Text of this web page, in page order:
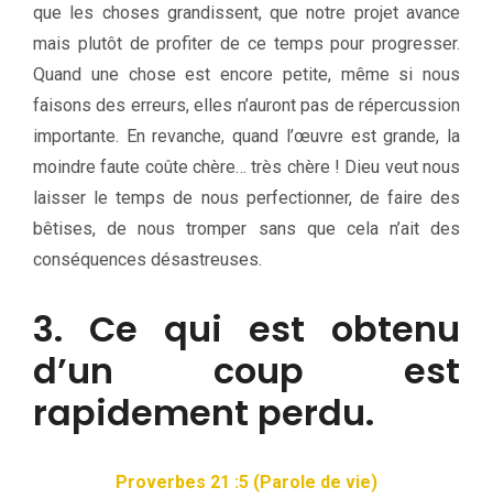
que les choses grandissent, que notre projet avance
mais plutôt de profiter de ce temps pour progresser.
Quand une chose est encore petite, même si nous
faisons des erreurs, elles n’auront pas de répercussion
importante. En revanche, quand l’œuvre est grande, la
moindre faute coûte chère… très chère ! Dieu veut nous
laisser le temps de nous perfectionner, de faire des
bêtises, de nous tromper sans que cela n’ait des
conséquences désastreuses.
3. Ce qui est obtenu
d’un coup est
rapidement perdu.
Proverbes 21 :5 (Parole de vie)